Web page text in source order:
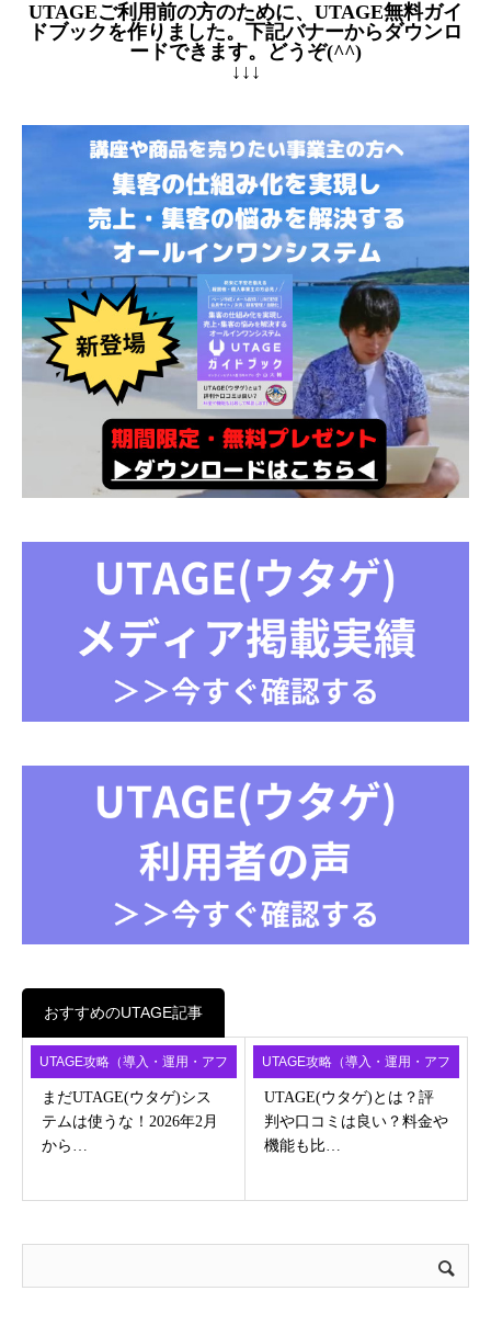
UTAGEご利用前の方のために、UTAGE無料ガイ
ドブックを作りました。下記バナーからダウンロ
ードできます。どうぞ(^^)
↓↓↓
おすすめのUTAGE記事
UTAGE攻略（導入・運用・アフ
ィ）
まだUTAGE(ウタゲ)シス
テムは使うな！2026年2月
から…
UTAGE攻略（導入・運用・アフ
ィ）
UTAGE(ウタゲ)とは？評
判や口コミは良い？料金や
機能も比…